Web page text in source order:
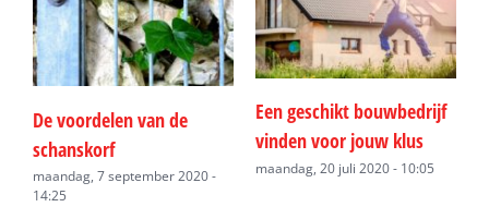
De voordelen van de
schanskorf
maandag, 7 september 2020 -
14:25
Een geschikt bouwbedrijf
vinden voor jouw klus
maandag, 20 juli 2020 - 10:05